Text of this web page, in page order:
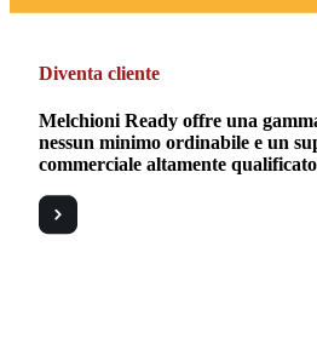
Diventa cliente
Melchioni Ready offre una
nessun minimo ordinabile e un
commerciale altamente qualificato